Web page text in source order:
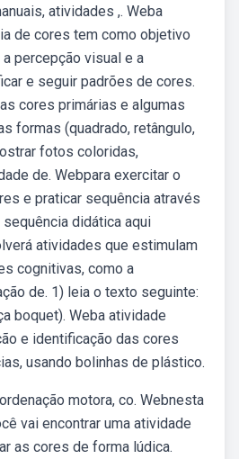
atividades ,. Weba
de cores tem como objetivo
percepção visual e a
e seguir padrões de cores.
cores primárias e algumas
formas (quadrado, retângulo,
fotos coloridas,
de. Webpara exercitar o
e praticar sequência através
didática aqui
atividades que estimulam
cognitivas, como a
de. 1) leia o texto seguinte:
boquet). Weba atividade
e identificação das cores
usando bolinhas de plástico.
motora, co. Webnesta
vai encontrar uma atividade
as cores de forma lúdica.